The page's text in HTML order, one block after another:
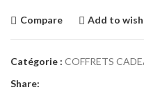
Compare Add to
Catégorie : COFFRETS
Share: